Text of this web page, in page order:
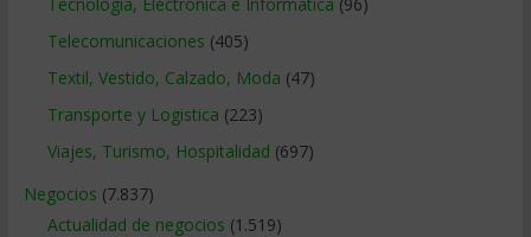
Telecomunicaciones (405)
Textil, Vestido, Calzado, Moda (47)
Transporte y Logistica (223)
Viajes, Turismo, Hospitalidad (697)
Negocios (7.837)
Actualidad de negocios (1.519)